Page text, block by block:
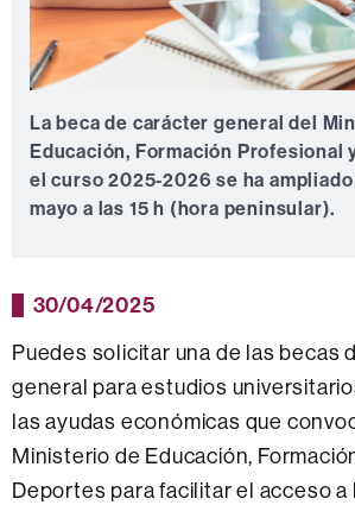
La beca de carácter general del
Educación, Formación Profesional
el curso 2025-2026 se ha
mayo a las 15 h (hora peninsular).
30/04/2025
Puedes solicitar una de las becas
general para estudios
las ayudas económicas que
Ministerio de Educación,
Deportes para facilitar el acceso